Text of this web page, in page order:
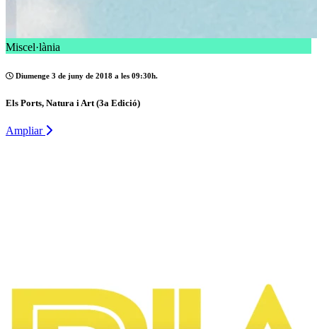
Miscel·lània
Diumenge 3 de juny de 2018 a les 09:30h.
Els Ports, Natura i Art (3a Edició)
Ampliar